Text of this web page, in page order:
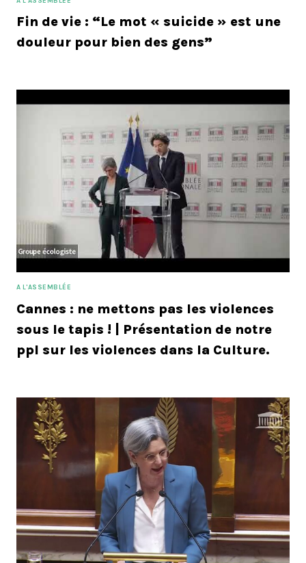
Fin de vie : “Le mot « suicide » est une
douleur pour bien des gens”
A L'ASSEMBLÉE
Cannes : ne mettons pas les violences
sous le tapis ! | Présentation de notre
ppl sur les violences dans la Culture.